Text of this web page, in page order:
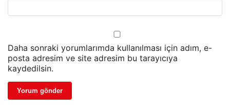
Daha sonraki yorumlarımda kullanılması için adım, e-
posta adresim ve site adresim bu tarayıcıya
kaydedilsin.